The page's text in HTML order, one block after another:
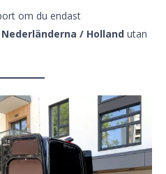
om du endast
/ Holland utan